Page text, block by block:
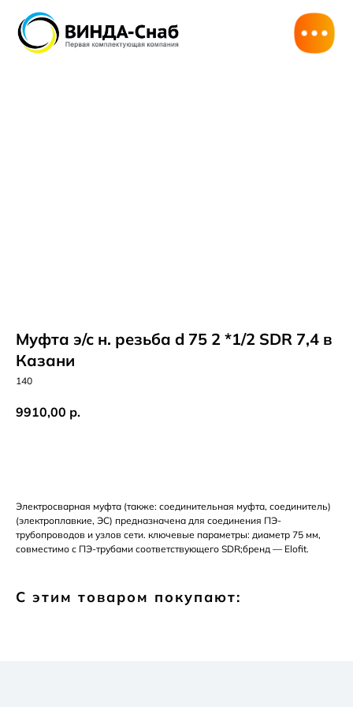
Муфта э/с н. резьба d 75 2 *1/2 SDR 7,4 в
Казани
140
9910,00 р.
Электросварная муфта (также: соединительная муфта, соединитель)
(электроплавкие, ЭС) предназначена для соединения ПЭ-
трубопроводов и узлов сети. ключевые параметры: диаметр 75 мм,
совместимо с ПЭ-трубами соответствующего SDR;бренд — Elofit.
С этим товаром покупают: